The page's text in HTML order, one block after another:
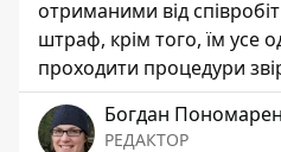
отриманими від
штраф, крім того, їм усе
проходити процедури
Богдан
РЕДАКТОР